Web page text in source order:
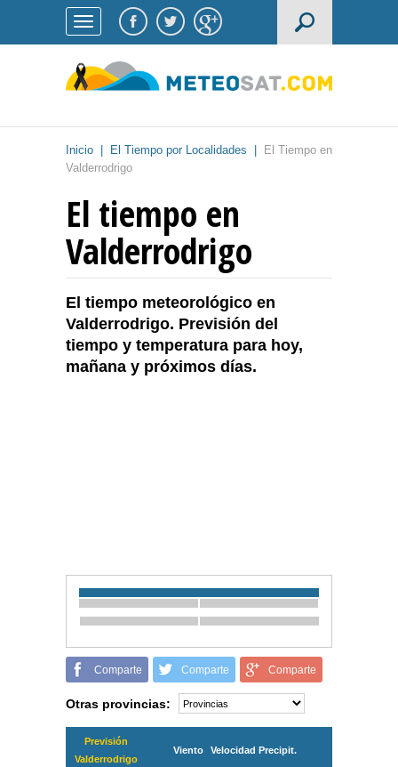
Inicio El Tiempo por Localidades
El Tiempo en
Valderrodrigo
El tiempo en
Valderrodrigo
El tiempo meteorológico en
Valderrodrigo. Previsión del
tiempo y temperatura para hoy,
mañana y próximos días.
Comparte Comparte Comparte
Otras provincias:
Previsión
Valderrodrigo
Viento Velocidad Precipit.